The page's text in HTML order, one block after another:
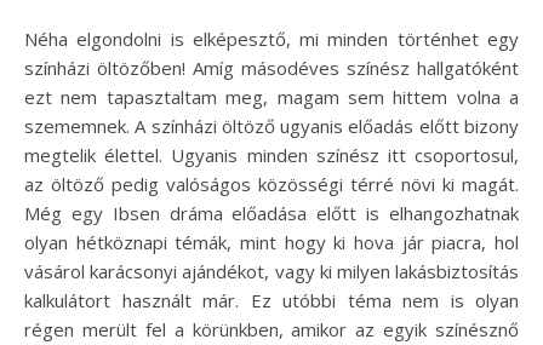
Néha elgondolni is elképesztő, mi minden történhet egy
színházi öltözőben! Amíg másodéves színész hallgatóként
ezt nem tapasztaltam meg, magam sem hittem volna a
szememnek. A színházi öltöző ugyanis előadás előtt bizony
megtelik élettel. Ugyanis minden színész itt csoportosul,
az öltöző pedig valóságos közösségi térré növi ki magát.
Még egy Ibsen dráma előadása előtt is elhangozhatnak
olyan hétköznapi témák, mint hogy ki hova jár piacra, hol
vásárol karácsonyi ajándékot, vagy ki milyen lakásbiztosítás
kalkulátort használt már. Ez utóbbi téma nem is olyan
régen merült fel a körünkben, amikor az egyik színésznő